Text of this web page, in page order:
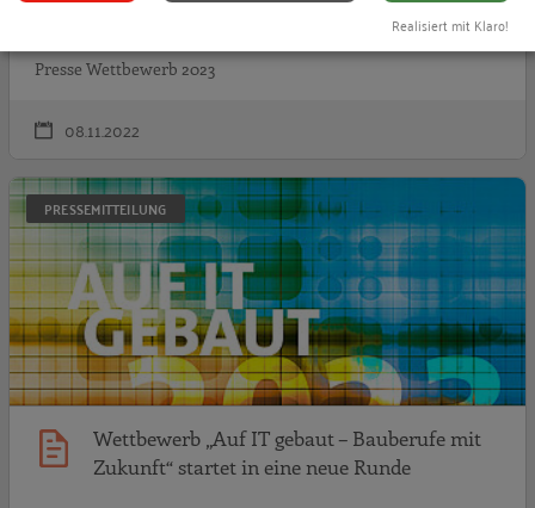
Medienpartnerschaft mit „der Bauingenieur“
Presse Wettbewerb 2023
08.11.2022
PRESSEMITTEILUNG
Wettbewerb „Auf IT gebaut – Bauberufe mit
Zukunft“ startet in eine neue Runde
Realisiert mit Klaro!